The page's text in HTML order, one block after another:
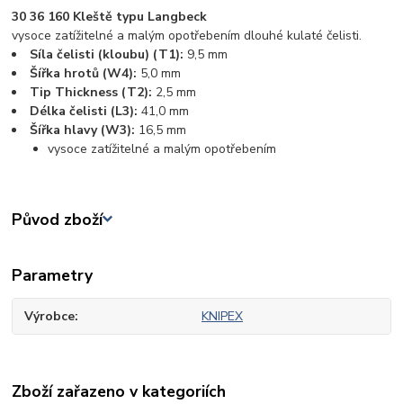
30 36 160 Kleště typu Langbeck
vysoce zatížitelné a malým opotřebením dlouhé kulaté čelisti.
Síla čelisti (kloubu) (T1): 9,5 mm
Šířka hrotů (W4): 5,0 mm
Tip Thickness (T2): 2,5 mm
Délka čelisti (L3):41,0 mm
Šířka hlavy (W3): 16,5 mm
vysoce zatížitelné a malým opotřebením
Původ zboží
Parametry
Výrobce KNIPEX
Zboží zařazeno v kategoriích